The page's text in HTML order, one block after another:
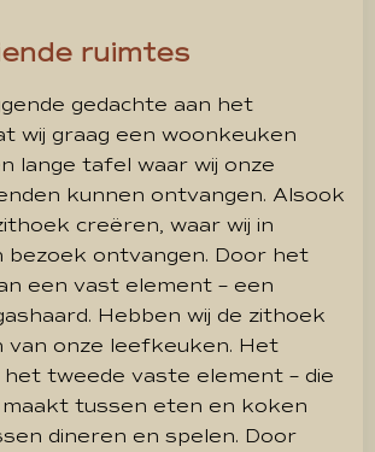
ruimtes
gedachte aan het
wij graag een woonkeuken
lange tafel waar wij onze
kunnen ontvangen. Alsook
creëren, waar wij in
bezoek ontvangen. Door het
een vast element – een
Hebben wij de zithoek
van onze leefkeuken. Het
het tweede vaste element – die
maakt tussen eten en koken
dineren en spelen. Door